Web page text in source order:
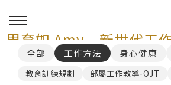
周育如 Amy｜新世代工
訓與 AI 講師顧問服務
全部 工作方法 身心健康
教育訓練規劃 部屬工作教導-OJT